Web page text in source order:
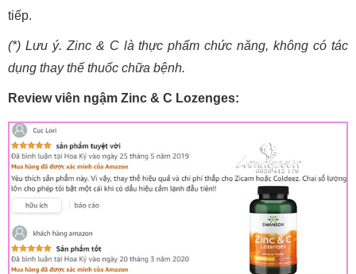
tiếp.
(*) Lưu ý. Zinc & C là thực phẩm chức năng, không có tác
dụng thay thế thuốc chữa bệnh.
Review viên ngậm Zinc & C Lozenges: